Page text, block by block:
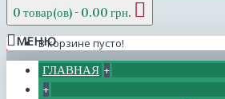
0 товар(ов) - 0.00 грн.
В корзине пусто!
МЕНЮ
ГЛАВНАЯ +
+